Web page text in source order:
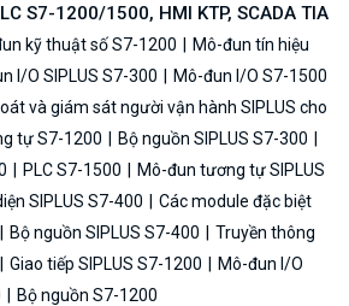
S7-1200/1500, HMI KTP, SCADA TIA
kỹ thuật số S7-1200
Mô-đun tín hiệu
I/O SIPLUS S7-300
Mô-đun I/O S7-1500
và giám sát người vận hành SIPLUS cho
tự S7-1200
Bộ nguồn SIPLUS S7-300
PLC S7-1500
Mô-đun tương tự SIPLUS
SIPLUS S7-400
Các module đặc biệt
Bộ nguồn SIPLUS S7-400
Truyền thông
Giao tiếp SIPLUS S7-1200
Mô-đun I/O
Bộ nguồn S7-1200